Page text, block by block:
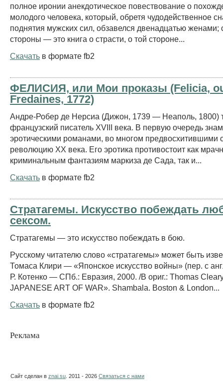
полное иронии анекдотическое повествование о
молодого человека, который, обретя чудодейственное
поднятия мужских сил, обзавелся двенадцатью женами;
стороны — это книга о страсти, о той стороне...
Скачать в формате fb2
ФЕЛИСИЯ, или Мои проказы (Felicia,
Fredaines, 1772)
Андре-Робер де Нерсиа (Дижон, 1739 — Неаполь, 1800)
французский писатель XVIII века. В первую очередь
эротическими романами, во многом предвосхитившими
революцию ХХ века. Его эротика противостоит как
криминальным фантазиям маркиза де Сада, так и...
Скачать в формате fb2
Стратагемы. Искусство побеждать
сексом.
Стратагемы — это искусство побеждать в бою.
Русскому читателю слово «стратагемы» может быть
Томаса Клири — «Японское искусство войны» (пер. с
Р. Котенко — СПб.: Евразия, 2000. /В ориг.: Thomas
JAPANESE ART OF WAR». Shambala. Boston & London...
Скачать в формате fb2
Реклама
Сайт сделан в znai.su . 2011 - 2026 Связаться с нами